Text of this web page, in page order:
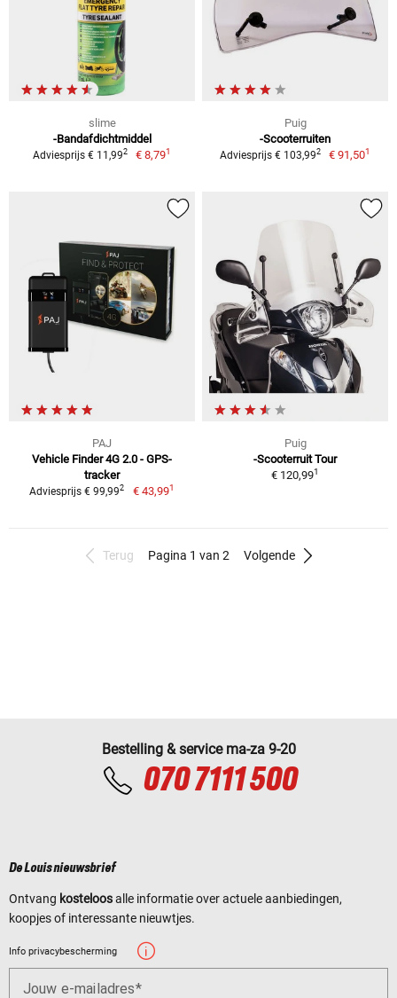
slime
-Bandafdichtmiddel
Adviesprijs € 11,992 € 8,791
Puig
-Scooterruiten
Adviesprijs € 103,992 € 91,501
PAJ
Vehicle Finder 4G 2.0 - GPS-
tracker
Adviesprijs € 99,992 € 43,991
Puig
-Scooterruit Tour
€ 120,991
Terug Pagina 1 van 2 Volgende
Bestelling & service ma-za 9-20
070 7111 500
De Louis nieuwsbrief
Ontvang kosteloosalle informatie over actuele aanbiedingen,
koopjes of interessante nieuwtjes.
Info privacybescherming
Jouw e-mailadres